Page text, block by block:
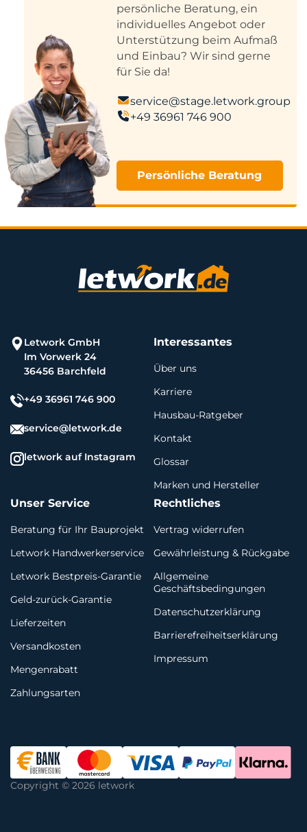
persönliche Beratung, ein
individuelles Angebot oder
Unterstützung beim Aufmaß
und Einbau? Wir sind gerne
für Sie da!
service@stage.letwork.group
+49 36961 746 900
Persönliche Beratung
Letwork GmbH
Im Vorwerk 24
36456 Barchfeld
+49 36961 746 900
service@letwork.de
letwork auf Instagram
Interessantes
Über uns
Karriere
Hausbau-Ratgeber
Kontakt
Glossar
Marken und Hersteller
Unser Service
Beratung für Ihr Bauprojekt
Letwork Handwerkerservice
Letwork Bestpreis-Garantie
Geld-zurück-Garantie
Lieferzeiten
Versandkosten
Mengenrabatt
Zahlungsarten
Rechtliches
Vertrag widerrufen
Gewährleistung & Rückgabe
Allgemeine
Geschäftsbedingungen
Datenschutzerklärung
Barrierefreiheitserklärung
Impressum
Copyright © 2026 letwork